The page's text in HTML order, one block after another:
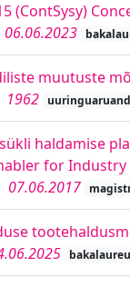
(ContSysy)
06.06.2023
muutuste
1962
haldamise
for Industry
07.06.2017